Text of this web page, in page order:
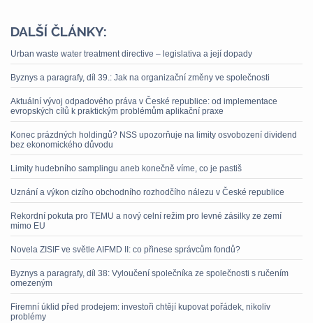
DALŠÍ ČLÁNKY:
Urban waste water treatment directive – legislativa a její dopady
Byznys a paragrafy, díl 39.: Jak na organizační změny ve společnosti
Aktuální vývoj odpadového práva v České republice: od implementace
evropských cílů k praktickým problémům aplikační praxe
Konec prázdných holdingů? NSS upozorňuje na limity osvobození dividend
bez ekonomického důvodu
Limity hudebního samplingu aneb konečně víme, co je pastiš
Uznání a výkon cizího obchodního rozhodčího nálezu v České republice
Rekordní pokuta pro TEMU a nový celní režim pro levné zásilky ze zemí
mimo EU
Novela ZISIF ve světle AIFMD II: co přinese správcům fondů?
Byznys a paragrafy, díl 38: Vyloučení společníka ze společnosti s ručením
omezeným
Firemní úklid před prodejem: investoři chtějí kupovat pořádek, nikoliv
problémy